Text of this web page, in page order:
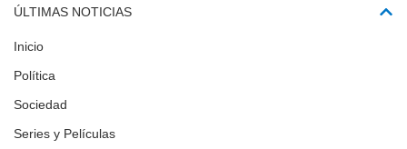
ÚLTIMAS NOTICIAS
Inicio
Política
Sociedad
Series y Películas